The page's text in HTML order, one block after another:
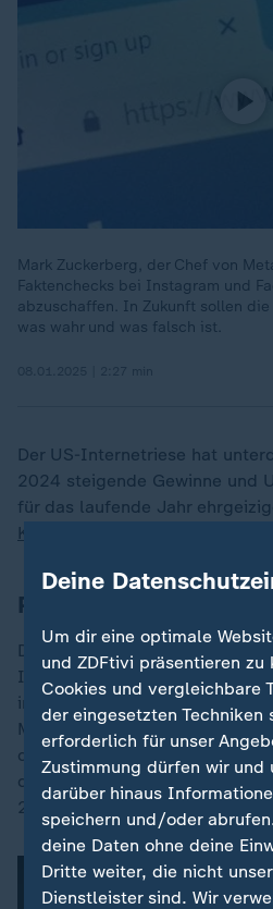
Mark Zuckerberg, der Chef von
Faktenchecks bei Instagram und
abzuschaffen. In Zukunft sollen
was wahr und was falsch ist.
Der US-Internetriese hat
2024 steigende Gewinne und
für das laufende Jahr
Künstlichen Intelligenz
Personalisierte Werbung
Der Mutterkonzern der
Instagram und Whatsapp
im gesamten Jahr 2024 um
Milliarden Dollar (59,82
das Unternehmen mitteilte. Im
der Gewinn im Jahresvergleich
20,84 Millarden Dollar (19,99
Deine
Um dir eine optimale
und ZDFtivi präsentieren zu
Cookies und vergleichbare
der eingesetzten Techniken
erforderlich für unser
Zustimmung dürfen wir und
darüber hinaus
speichern und/oder
deine Daten ohne deine
Dritte weiter, die nicht
Dienstleister sind. Wir